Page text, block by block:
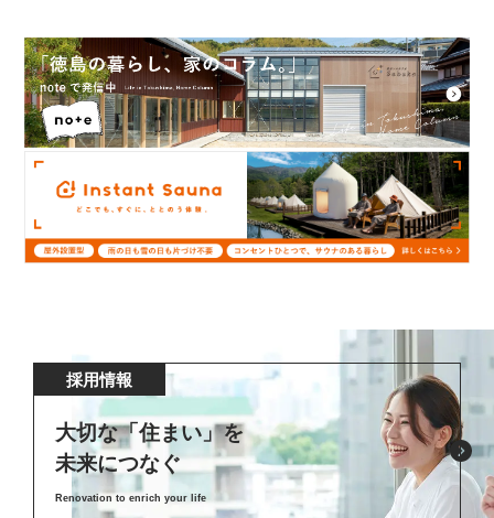
採用情報
大切な「住まい」を
未来につなぐ
Renovation to enrich your life